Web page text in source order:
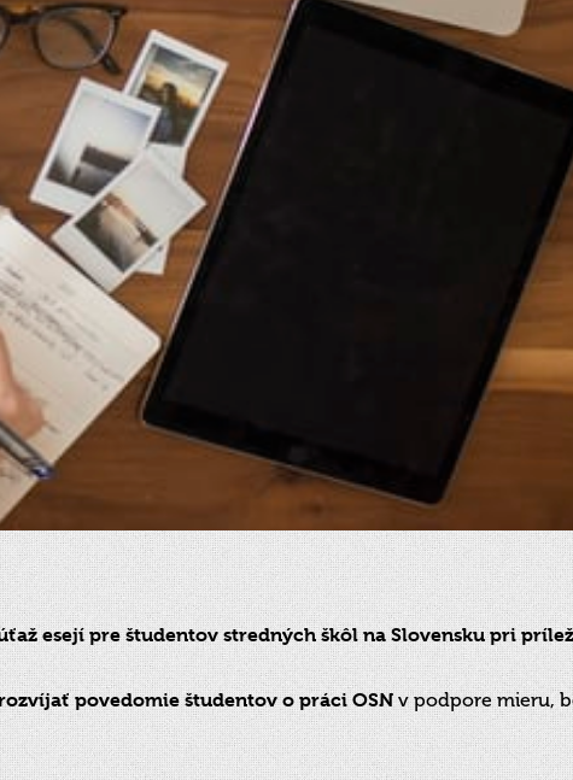
esejí pre študentov stredných škôl na Slovensku pri
povedomie študentov o práci OSNv podpore mieru,